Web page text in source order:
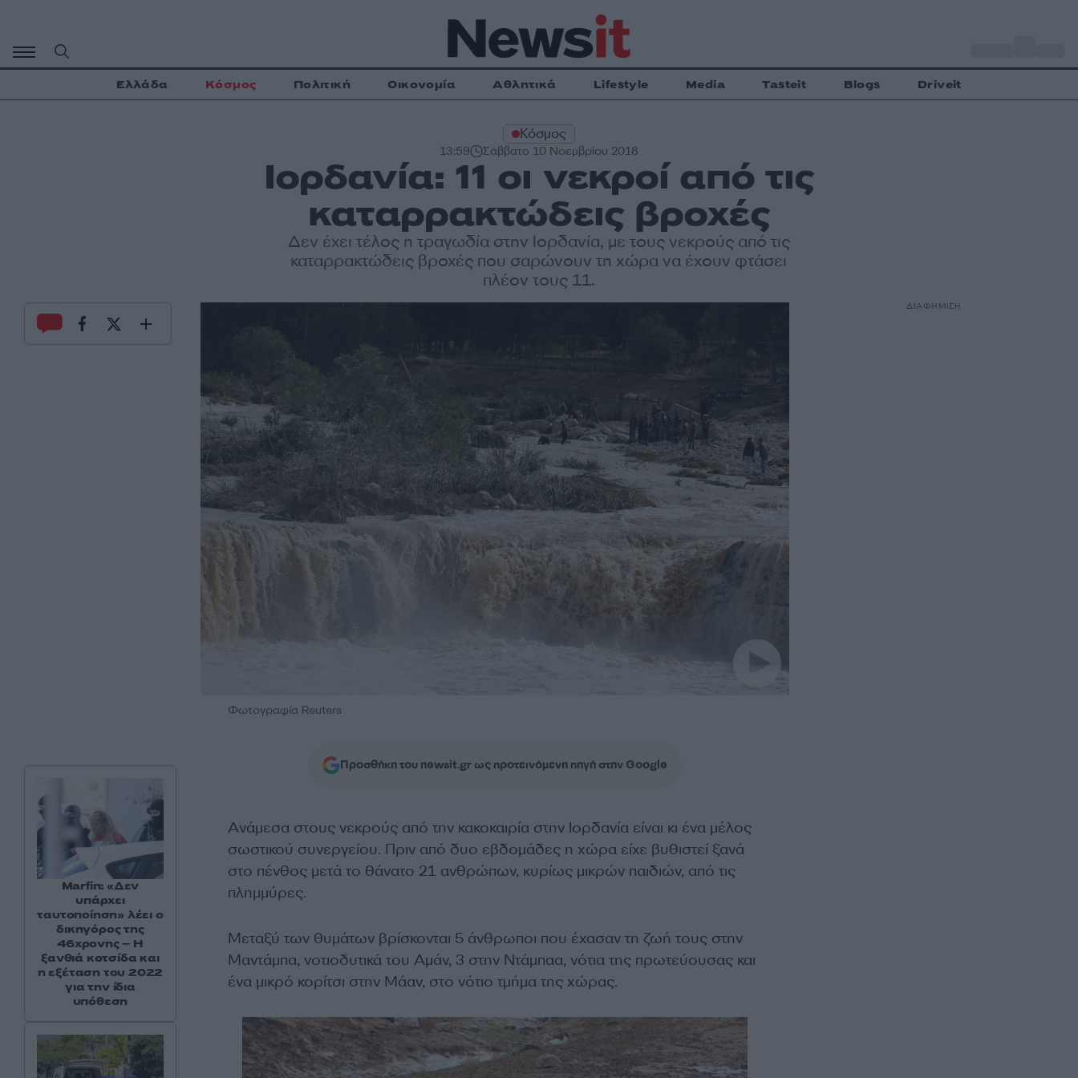
περιεχόμενο
Ελλάδα Κόσμος Πολιτική Οικονομία Αθλητικά Lifestyle Media Tasteit Blogs Driveit
Κόσμος
13:59 Σάββατο 10 Νοεμβρίου 2018
Ιορδανία: 11 οι νεκροί από τις
καταρρακτώδεις βροχές
Δεν έχει τέλος η τραγωδία στην Ιορδανία, με τους νεκρούς από τις
καταρρακτώδεις βροχές που σαρώνουν τη χώρα να έχουν φτάσει
πλέον τους 11.
Φωτογραφία Reuters
Προσθήκη του newsit.gr ως προτεινόμενη πηγή στην Google
Ανάμεσα στους νεκρούς από την κακοκαιρία στην Ιορδανία είναι κι ένα μέλος
σωστικού συνεργείου. Πριν από δυο εβδομάδες η χώρα είχε βυθιστεί ξανά
στο πένθος μετά το θάνατο 21 ανθρώπων, κυρίως μικρών παιδιών, από τις
πλημμύρες.
Μεταξύ των θυμάτων βρίσκονται 5 άνθρωποι που έχασαν τη ζωή τους στην
Μαντάμπα, νοτιοδυτικά του Αμάν, 3 στην Ντάμπαα, νότια της πρωτεύουσας και
ένα μικρό κορίτσι στην Μάαν, στο νότιο τμήμα της χώρας.
Marfin: «Δεν
υπάρχει
ταυτοποίηση» λέει ο
δικηγόρος της
46χρονης – Η
ξανθιά κοτσίδα και
η εξέταση του 2022
για την ίδια
υπόθεση
ΔΙΑΦΗΜΙΣΗ